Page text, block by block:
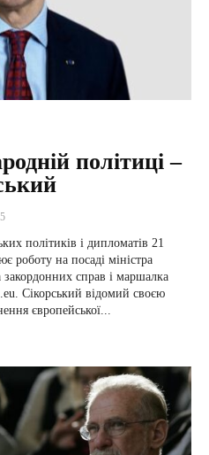
політиці –
політиків і дипломатів 21
роботу на посаді міністра
закордонних справ і маршалка
Сікорський відомий своєю
європейської...